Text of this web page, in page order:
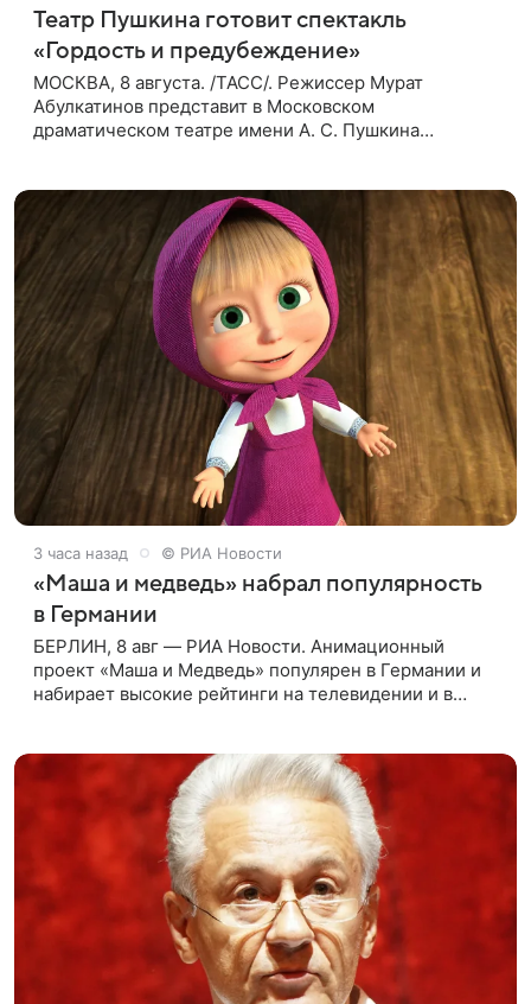
Театр Пушкина готовит спектакль
«Гордость и предубеждение»
МОСКВА, 8 августа. /ТАСС/. Режиссер Мурат
Абулкатинов представит в Московском
драматическом театре имени А. С. Пушкина
3 часа назад © РИА Новости
«Маша и медведь» набрал популярность
в Германии
БЕРЛИН, 8 авг — РИА Новости. Анимационный
проект «Маша и Медведь» популярен в Германии и
набирает высокие рейтинги на телевидении и в